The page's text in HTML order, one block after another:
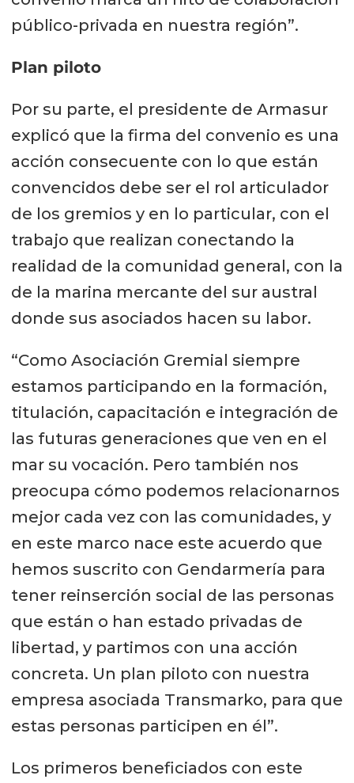
público-privada en nuestra región”.
Plan piloto
Por su parte, el presidente de Armasur
explicó que la firma del convenio es una
acción consecuente con lo que están
convencidos debe ser el rol articulador
de los gremios y en lo particular, con el
trabajo que realizan conectando la
realidad de la comunidad general, con la
de la marina mercante del sur austral
donde sus asociados hacen su labor.
“Como Asociación Gremial siempre
estamos participando en la formación,
titulación, capacitación e integración de
las futuras generaciones que ven en el
mar su vocación. Pero también nos
preocupa cómo podemos relacionarnos
mejor cada vez con las comunidades, y
en este marco nace este acuerdo que
hemos suscrito con Gendarmería para
tener reinserción social de las personas
que están o han estado privadas de
libertad, y partimos con una acción
concreta. Un plan piloto con nuestra
empresa asociada Transmarko, para que
estas personas participen en él”.
Los primeros beneficiados con este